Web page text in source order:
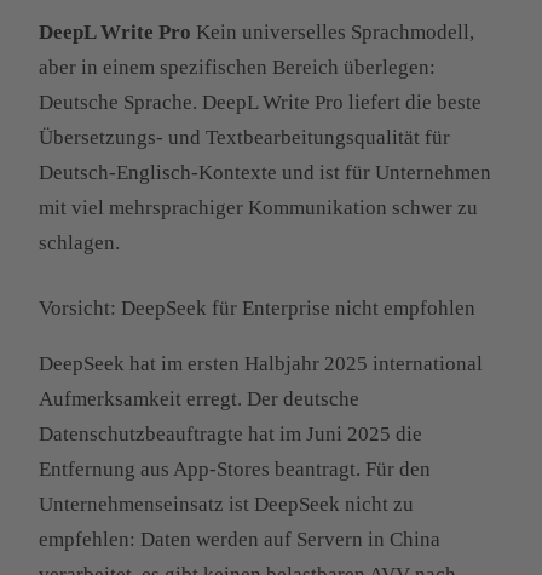
DeepL Write Pro Kein universelles Sprachmodell,
aber in einem spezifischen Bereich überlegen:
Deutsche Sprache. DeepL Write Pro liefert die beste
Übersetzungs- und Textbearbeitungsqualität für
Deutsch-Englisch-Kontexte und ist für Unternehmen
mit viel mehrsprachiger Kommunikation schwer zu
schlagen.
Vorsicht: DeepSeek für Enterprise nicht empfohlen
DeepSeek hat im ersten Halbjahr 2025 international
Aufmerksamkeit erregt. Der deutsche
Datenschutzbeauftragte hat im Juni 2025 die
Entfernung aus App-Stores beantragt. Für den
Unternehmenseinsatz ist DeepSeek nicht zu
empfehlen: Daten werden auf Servern in China